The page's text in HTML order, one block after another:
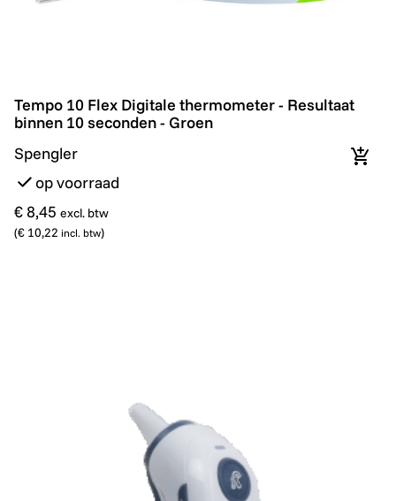
Tempo 10 Flex Digitale thermometer - Resultaat
Tempo 10 Flex Digitale thermometer - Resultaat
binnen 10 seconden - Groen
Spengler
op voorraad
€ 8,45 excl. btw
(€ 10,22 incl. btw)
In